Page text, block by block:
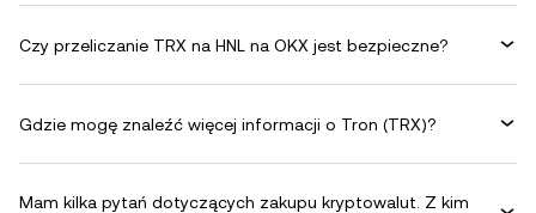
Czy przeliczanie TRX na HNL na OKX jest bezpieczne?
Gdzie mogę znaleźć więcej informacji o Tron (TRX)?
Mam kilka pytań dotyczących zakupu kryptowalut. Z kim